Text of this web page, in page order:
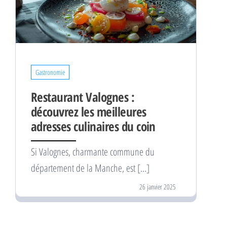
Gastronomie
Restaurant Valognes :
découvrez les meilleures
adresses culinaires du coin
Si Valognes, charmante commune du
département de la Manche, est […]
26 janvier 2025